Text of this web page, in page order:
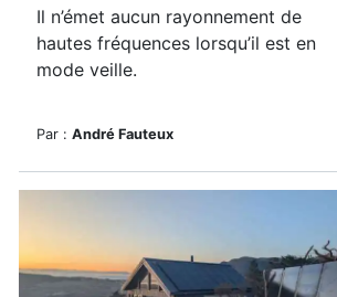
Il n’émet aucun rayonnement de
hautes fréquences lorsqu’il est en
mode veille.
Par : André Fauteux